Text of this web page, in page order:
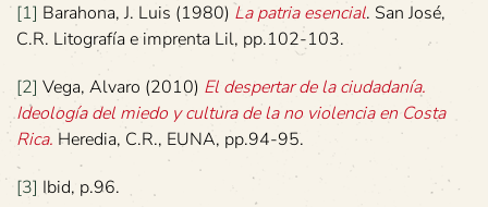
[1] Barahona, J. Luis (1980) La patria esencial. San José,
C.R. Litografía e imprenta Lil, pp.102-103.
[2] Vega, Alvaro (2010) El despertar de la ciudadanía.
Ideología del miedo y cultura de la no violencia en Costa
Rica. Heredia, C.R., EUNA, pp.94-95.
[3] Ibid, p.96.